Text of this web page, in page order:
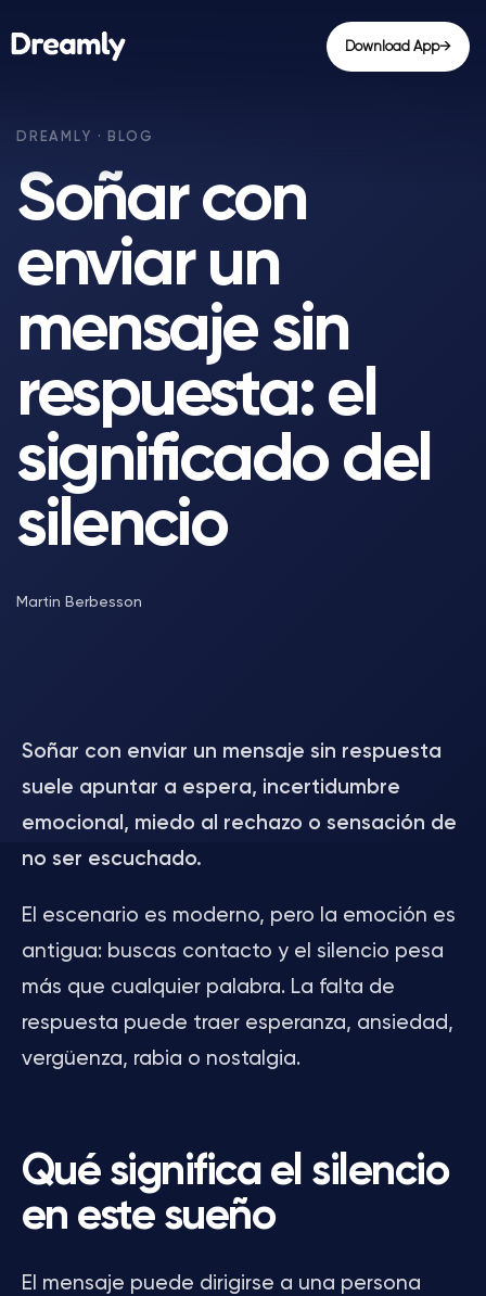
Download App→
Soñar con
enviar un
mensaje sin
respuesta: el
significado del
silencio
Martin Berbesson
Soñar con enviar un mensaje sin respuesta
suele apuntar a espera, incertidumbre
emocional, miedo al rechazo o sensación de
no ser escuchado.
El escenario es moderno, pero la emoción es
antigua: buscas contacto y el silencio pesa
más que cualquier palabra. La falta de
respuesta puede traer esperanza, ansiedad,
vergüenza, rabia o nostalgia.
Qué significa el silencio
en este sueño
El mensaje puede dirigirse a una persona